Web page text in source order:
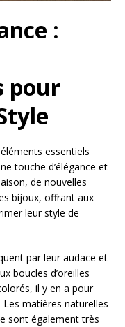
:
pour
essentiels
touche d’élégance et
de nouvelles
bijoux, offrant aux
leur style de
par leur audace et
boucles d’oreilles
il y en a pour
matières naturelles
sont également très